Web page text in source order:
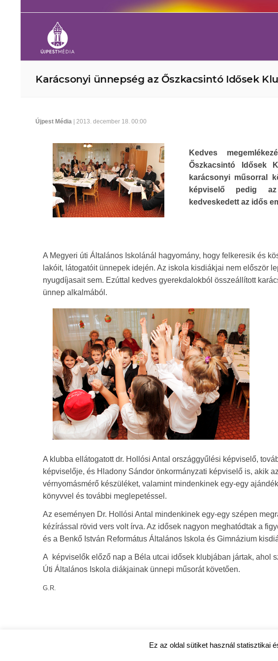
Karácsonyi ünnepség az Őszkacsintó Idősek
Újpest Média | 2013. december 18. 00:00
Kedves
Őszkacsintó Idősek
karácsonyi műsorral
képviselő pedig az
kedveskedett az idős
A Megyeri úti Általános Iskolánál hagyomány, hogy felkeresik és
lakóit, látogatóit ünnepek idején. Az iskola kisdiákjai nem először
nyugdíjasait sem. Ezúttal kedves gyerekdalokból összeállított
ünnep alkalmából.
A klubba ellátogatott dr. Hollósi Antal országgyűlési képviselő,
képviselője, és Hladony Sándor önkormányzati képviselő is, akik
vérnyomásmérő készüléket, valamint mindenkinek egy-egy
könyvvel és további meglepetéssel.
Az eseményen Dr. Hollósi Antal mindenkinek egy-egy szépen
kézírással rövid vers volt írva. Az idősek nagyon meghatódtak a
és a Benkő István Református Általános Iskola és Gimnázium
A képviselők előző nap a Béla utcai idősek klubjában jártak, ahol
Úti Általános Iskola diákjainak ünnepi műsorát követően.
G.R.
Szerzői jogok| Adatkezelési tájékoztató|
Ez az oldal sütiket használ statisztikai